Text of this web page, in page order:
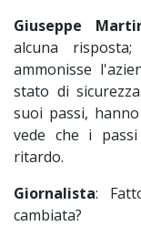
Giuseppe
alcuna
ammonisse
stato di
suoi passi,
vede che i
ritardo.
Giornalista:
cambiata?